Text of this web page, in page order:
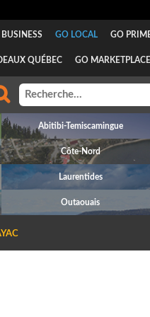
GO LOCAL GO
QUÉBEC GO MARKETPLACE
Abitibi-Temiscamingue
Côte-Nord
Laurentides
Outaouais